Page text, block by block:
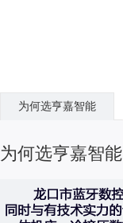
为何选亨嘉智能
为何选亨嘉智能